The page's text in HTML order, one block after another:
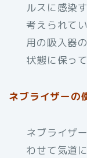
ルスに感染
考えられて
用の吸入器
状態に保っ
ネブライザーの
ネブライザ
わせて気道